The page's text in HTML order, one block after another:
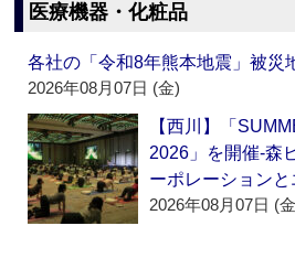
医療機器・化粧品
各社の「令和8年熊本地震」被災
2026年08月07日 (金)
【西川】「
2026」を開催‐森
ーポレーション
2026年08月07日 (